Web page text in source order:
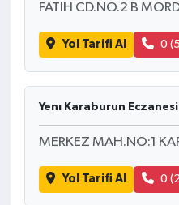
FATIH CD.NO.2 B
Yol Tarifi Al 0
Yenı Karaburun Eczanesi
MERKEZ MAH.NO:1
Yol Tarifi Al 0